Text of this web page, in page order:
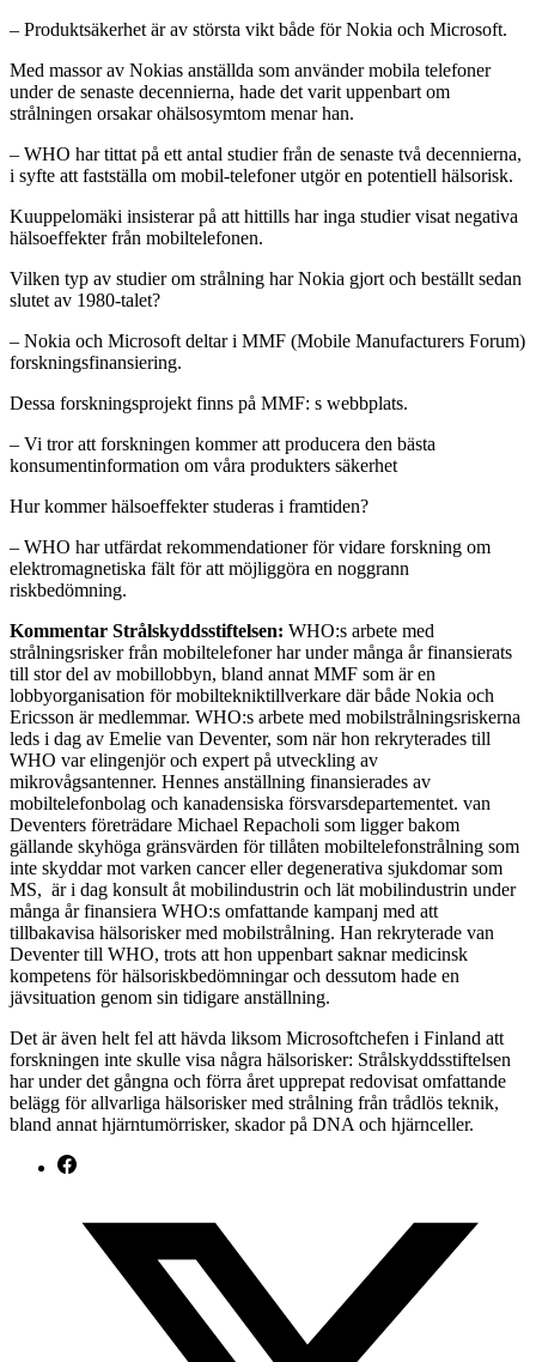
– Produktsäkerhet är av största vikt både för Nokia och Microsoft.
Med massor av Nokias anställda som använder mobila telefoner
under de senaste decennierna, hade det varit uppenbart om
strålningen orsakar ohälsosymtom menar han.
– WHO har tittat på ett antal studier från de senaste två decennierna,
i syfte att fastställa om mobil-telefoner utgör en potentiell hälsorisk.
Kuuppelomäki insisterar på att hittills har inga studier visat negativa
hälsoeffekter från mobiltelefonen.
Vilken typ av studier om strålning har Nokia gjort och beställt sedan
slutet av 1980-talet?
– Nokia och Microsoft deltar i MMF (Mobile Manufacturers Forum)
forskningsfinansiering.
Dessa forskningsprojekt finns på MMF: s webbplats.
– Vi tror att forskningen kommer att producera den bästa
konsumentinformation om våra produkters säkerhet
Hur kommer hälsoeffekter studeras i framtiden?
– WHO har utfärdat rekommendationer för vidare forskning om
elektromagnetiska fält för att möjliggöra en noggrann
riskbedömning.
Kommentar Strålskyddsstiftelsen: WHO:s arbete med
strålningsrisker från mobiltelefoner har under många år finansierats
till stor del av mobillobbyn, bland annat MMF som är en
lobbyorganisation för mobiltekniktillverkare där både Nokia och
Ericsson är medlemmar. WHO:s arbete med mobilstrålningsriskerna
leds i dag av Emelie van Deventer, som när hon rekryterades till
WHO var elingenjör och expert på utveckling av
mikrovågsantenner. Hennes anställning finansierades av
mobiltelefonbolag och kanadensiska försvarsdepartementet. van
Deventers företrädare Michael Repacholi som ligger bakom
gällande skyhöga gränsvärden för tillåten mobiltelefonstrålning som
inte skyddar mot varken cancer eller degenerativa sjukdomar som
MS, är i dag konsult åt mobilindustrin och lät mobilindustrin under
många år finansiera WHO:s omfattande kampanj med att
tillbakavisa hälsorisker med mobilstrålning. Han rekryterade van
Deventer till WHO, trots att hon uppenbart saknar medicinsk
kompetens för hälsoriskbedömningar och dessutom hade en
jävsituation genom sin tidigare anställning.
Det är även helt fel att hävda liksom Microsoftchefen i Finland att
forskningen inte skulle visa några hälsorisker: Strålskyddsstiftelsen
har under det gångna och förra året upprepat redovisat omfattande
belägg för allvarliga hälsorisker med strålning från trådlös teknik,
bland annat hjärntumörrisker, skador på DNA och hjärnceller.